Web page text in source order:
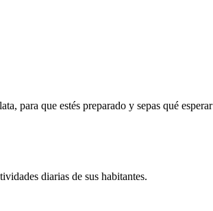
para que estés preparado y sepas qué esperar
diarias de sus habitantes.